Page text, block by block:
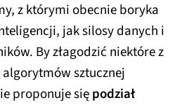
z którymi obecnie boryka
jak silosy danych i
By złagodzić niektóre z
sztucznej
proponuje siępodział